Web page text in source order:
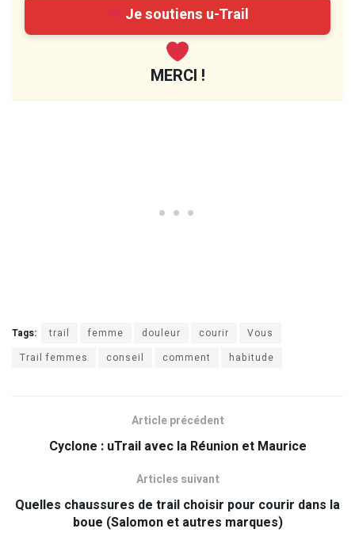
Je soutiens u-Trail
MERCI !
Tags: trail femme douleur courir
Vous
Trail femmes
conseil comment habitude
Article précédent
Cyclone : uTrail avec la Réunion et Maurice
Articles suivant
Quelles chaussures de trail choisir pour courir dans la
boue (Salomon et autres marques)